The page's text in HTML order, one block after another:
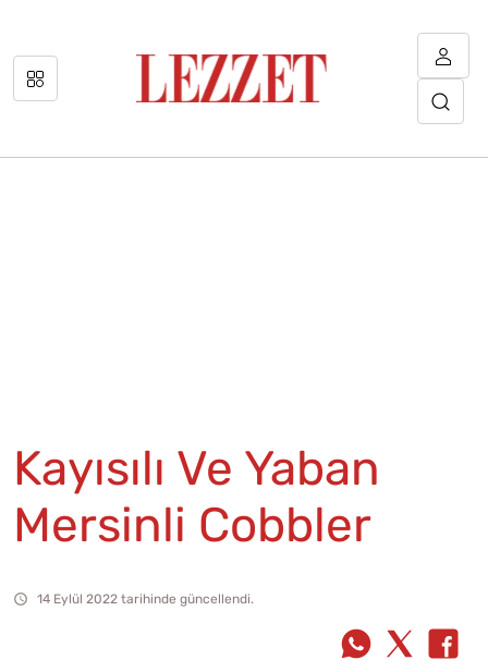
Kayısılı Ve Yaban
Mersinli Cobbler
14 Eylül 2022 tarihinde güncellendi.